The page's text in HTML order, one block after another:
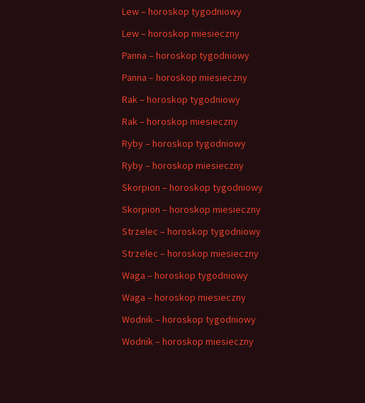
Lew – horoskop tygodniowy
Lew – horoskop miesieczny
Panna – horoskop tygodniowy
Panna – horoskop miesieczny
Rak – horoskop tygodniowy
Rak – horoskop miesieczny
Ryby – horoskop tygodniowy
Ryby – horoskop miesieczny
Skorpion – horoskop tygodniowy
Skorpion – horoskop miesieczny
Strzelec – horoskop tygodniowy
Strzelec – horoskop miesieczny
Waga – horoskop tygodniowy
Waga – horoskop miesieczny
Wodnik – horoskop tygodniowy
Wodnik – horoskop miesieczny